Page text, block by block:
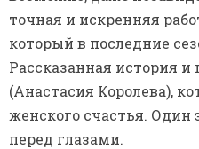
точная и искренняя
который в последние
Рассказанная история
(Анастасия Королева),
женского счастья. Один
перед глазами.